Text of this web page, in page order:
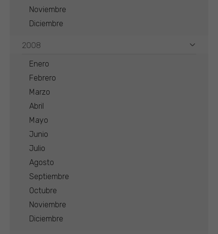
Noviembre
Diciembre
2008
Enero
Febrero
Marzo
Abril
Mayo
Junio
Julio
Agosto
Septiembre
Octubre
Noviembre
Diciembre